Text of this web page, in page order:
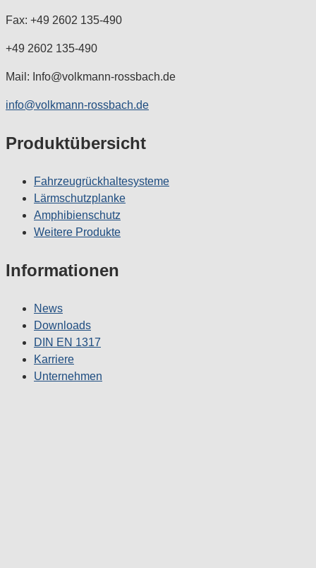
Fax: +49 2602 135-490
+49 2602 135-490
Mail: Info@volkmann-rossbach.de
info@volkmann-rossbach.de
Produktübersicht
Fahrzeugrückhaltesysteme
Lärmschutzplanke
Amphibienschutz
Weitere Produkte
Informationen
News
Downloads
DIN EN 1317
Karriere
Unternehmen